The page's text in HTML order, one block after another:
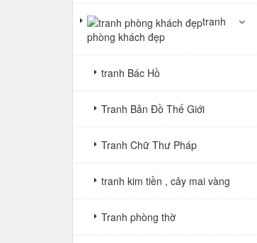
tranh
phòng khách đẹp
tranh Bác Hồ
Tranh Bản Đồ Thế Giới
Tranh Chữ Thư Pháp
tranh kim tiền , cây mai vàng
Tranh phòng thờ